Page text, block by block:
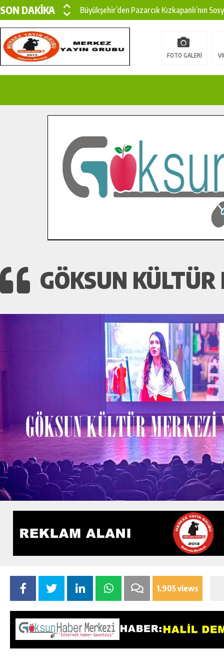
SON DAKİKA
Büyükşehir’den Pazarcık Kızkapanlı’nın
Büyükşehir’den Pazarcık Kırsalına Modern
Çin’den KSÜ’ye Uluslararası Başarı:
İlçe Jandarma Komutanı Karakaya’dan
Bertiz’in Yeni Köprüsünde Sona Doğru.
FOTO GALERİ
GÖKSUN
1.905 views